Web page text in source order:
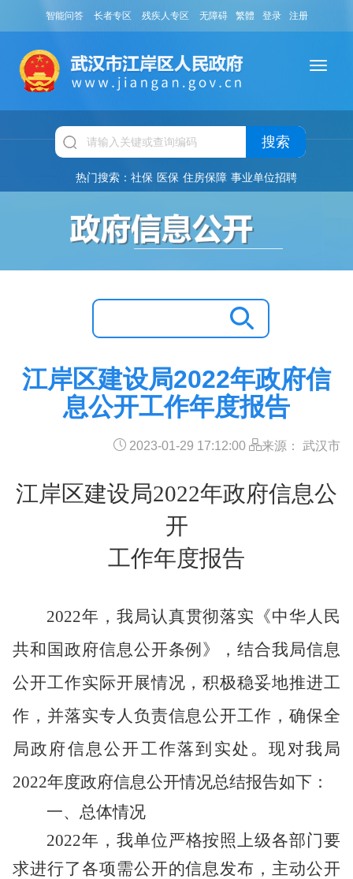
智能问答 长者专区 残疾人专区 无障碍 繁體 登录 注册
搜索
热门搜索： 社保 医保 住房保障 事业单位招聘
江岸区建设局2022年政府信
息公开工作年度报告
2023-01-29 17:12:00 来源： 武汉市
江岸区建设局2022年政府信息公
开
工作年度报告
2022年，我局认真贯彻落实《中华人民
共和国政府信息公开条例》，结合我局信息
公开工作实际开展情况，积极稳妥地推进工
作，并落实专人负责信息公开工作，确保全
局政府信息公开工作落到实处。现对我局
2022年度政府信息公开情况总结报告如下：
一、 总体情况
2022年， 我单位严格按照上级各部门要
求进行了各项需公开的信息发布，主动公开